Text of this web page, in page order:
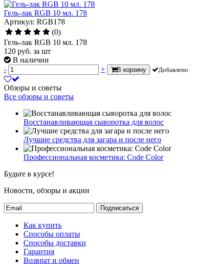
Гель-лак RGB 10 мл. 178
Артикул: RGB178
(0)
Гель-лак RGB 10 мл. 178
120 руб. за шт
В наличии
-
+ В корзину Добавлено
Обзоры и советы
Все обзоры и советы
Восстанавливающая сыворотка для волос
Лучшие средства для загара и после него
Профессиональная косметика: Code Color
Будьте в курсе!
Новости, обзоры и акции
Подписаться
Как купить
Способы оплаты
Способы доставки
Гарантия
Возврат и обмен